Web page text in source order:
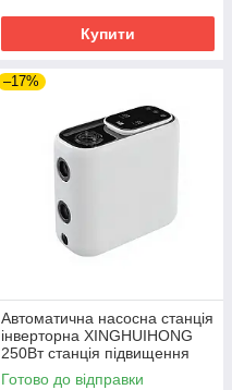
Купити
–17%
Автоматична насосна станція
інверторна XINGHUIHONG
250Вт станція підвищення
тиску з інвертором
Готово до відправки